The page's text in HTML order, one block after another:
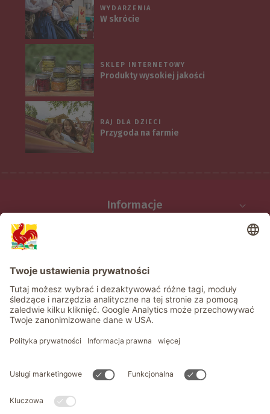
WYDARZENIA
W skrócie
SKLEP INTERNETOWY
Produkty wysokiej jakości
RAJ DLA DZIECI
Przygoda na farmie
Informacje
Prywatność
Newsletter
© Roter Hahn - Znak jakości południowotyrolskich gospodarstw .